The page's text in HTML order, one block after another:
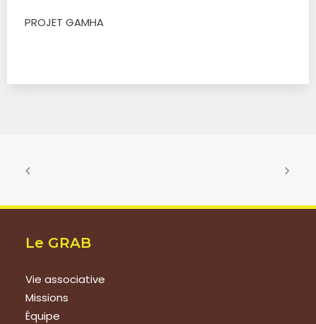
PROJET GAMHA
Le GRAB
Vie associative
Missions
Équipe